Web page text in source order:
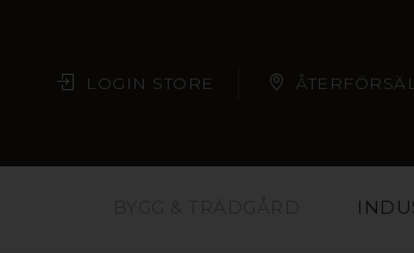
LOGIN STORE